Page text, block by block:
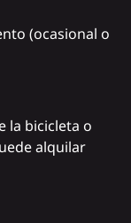
(ocasional o
la bicicleta o
alquilar